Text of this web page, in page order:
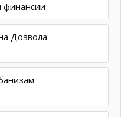
финансии
Дозвола